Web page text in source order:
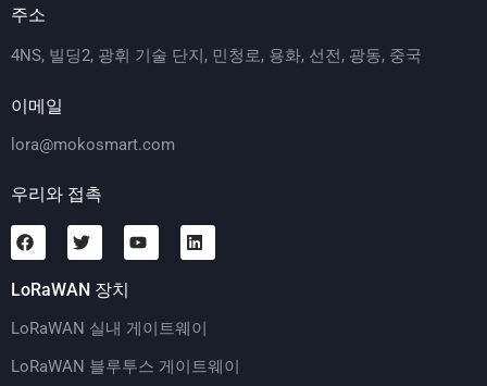
주소
4NS, 빌딩2, 광휘 기술 단지, 민청로, 용화, 선전, 광동, 중국
이메일
lora@mokosmart.com
우리와 접촉
LoRaWAN 장치
LoRaWAN 실내 게이트웨이
LoRaWAN 블루투스 게이트웨이